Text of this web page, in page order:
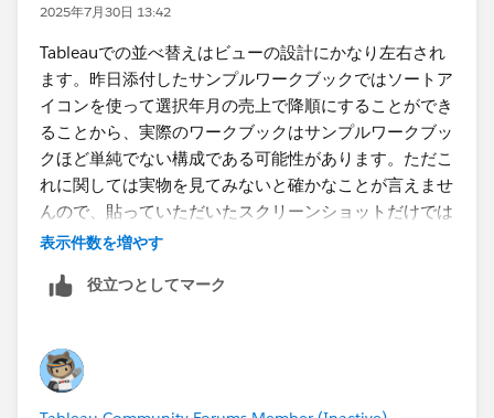
2025年7月30日 13:42
Tableauでの並べ替えはビューの設計にかなり左右され
ます。昨日添付したサンプルワークブックではソートア
イコンを使って選択年月の売上で降順にする​ことができ
ることから、実際のワークブックはサンプルワークブッ
クほど単純でない構成である可能性があります。ただこ
れに関しては実物を見てみないと確かなことが言えませ
んので、貼っていただいたスクリーンショットだけでは
判断しかねます。
まずは行にいくつディメンションがあるか、複数あるな
ートの設定はどうなっているかを確認していただければ
と思います。​
表示件数を増やす
役立つとしてマーク